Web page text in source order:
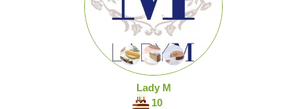
Lady M
10